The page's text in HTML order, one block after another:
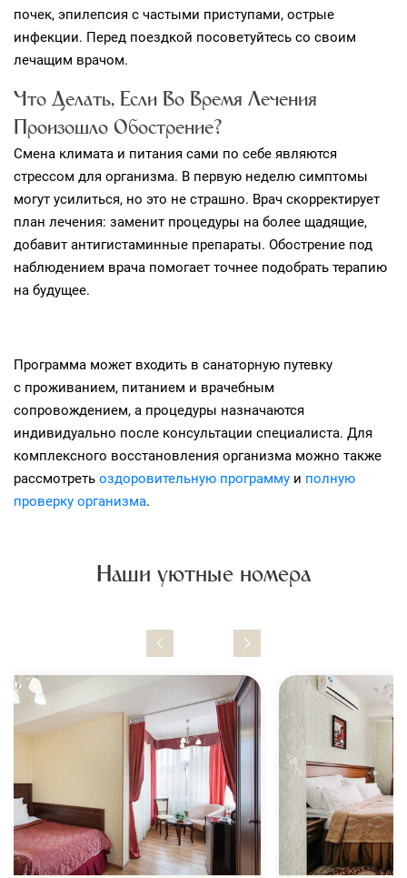
почек, эпилепсия с частыми приступами, острые
инфекции. Перед поездкой посоветуйтесь со своим
лечащим врачом.
Что Делать, Если Во Время Лечения
Произошло Обострение?
Смена климата и питания сами по себе являются
стрессом для организма. В первую неделю симптомы
могут усилиться, но это не страшно. Врач скорректирует
план лечения: заменит процедуры на более щадящие,
добавит антигистаминные препараты. Обострение под
наблюдением врача помогает точнее подобрать терапию
на будущее.
Программа может входить в санаторную путевку
с проживанием, питанием и врачебным
сопровождением, а процедуры назначаются
индивидуально после консультации специалиста. Для
комплексного восстановления организма можно также
рассмотреть оздоровительную программу и полную
проверку организма.
Наши уютные номера